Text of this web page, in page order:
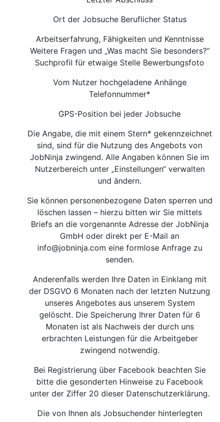
Ort der Jobsuche Beruflicher Status
Arbeitserfahrung, Fähigkeiten und Kenntnisse
Weitere Fragen und „Was macht Sie besonders?“
Suchprofil für etwaige Stelle Bewerbungsfoto
Vom Nutzer hochgeladene Anhänge
Telefonnummer*
GPS-Position bei jeder Jobsuche
Die Angabe, die mit einem Stern* gekennzeichnet
sind, sind für die Nutzung des Angebots von
JobNinja zwingend. Alle Angaben können Sie im
Nutzerbereich unter „Einstellungen“ verwalten
und ändern.
Sie können personenbezogene Daten sperren und
löschen lassen – hierzu bitten wir Sie mittels
Briefs an die vorgenannte Adresse der JobNinja
GmbH oder direkt per E-Mail an
info@jobninja.com eine formlose Anfrage zu
senden.
Anderenfalls werden Ihre Daten in Einklang mit
der DSGVO 6 Monaten nach der letzten Nutzung
unseres Angebotes aus unserem System
gelöscht. Die Speicherung Ihrer Daten für 6
Monaten ist als Nachweis der durch uns
erbrachten Leistungen für die Arbeitgeber
zwingend notwendig.
Bei Registrierung über Facebook beachten Sie
bitte die gesonderten Hinweise zu Facebook
unter der Ziffer 20 dieser Datenschutzerklärung.
Die von Ihnen als Jobsuchender hinterlegten